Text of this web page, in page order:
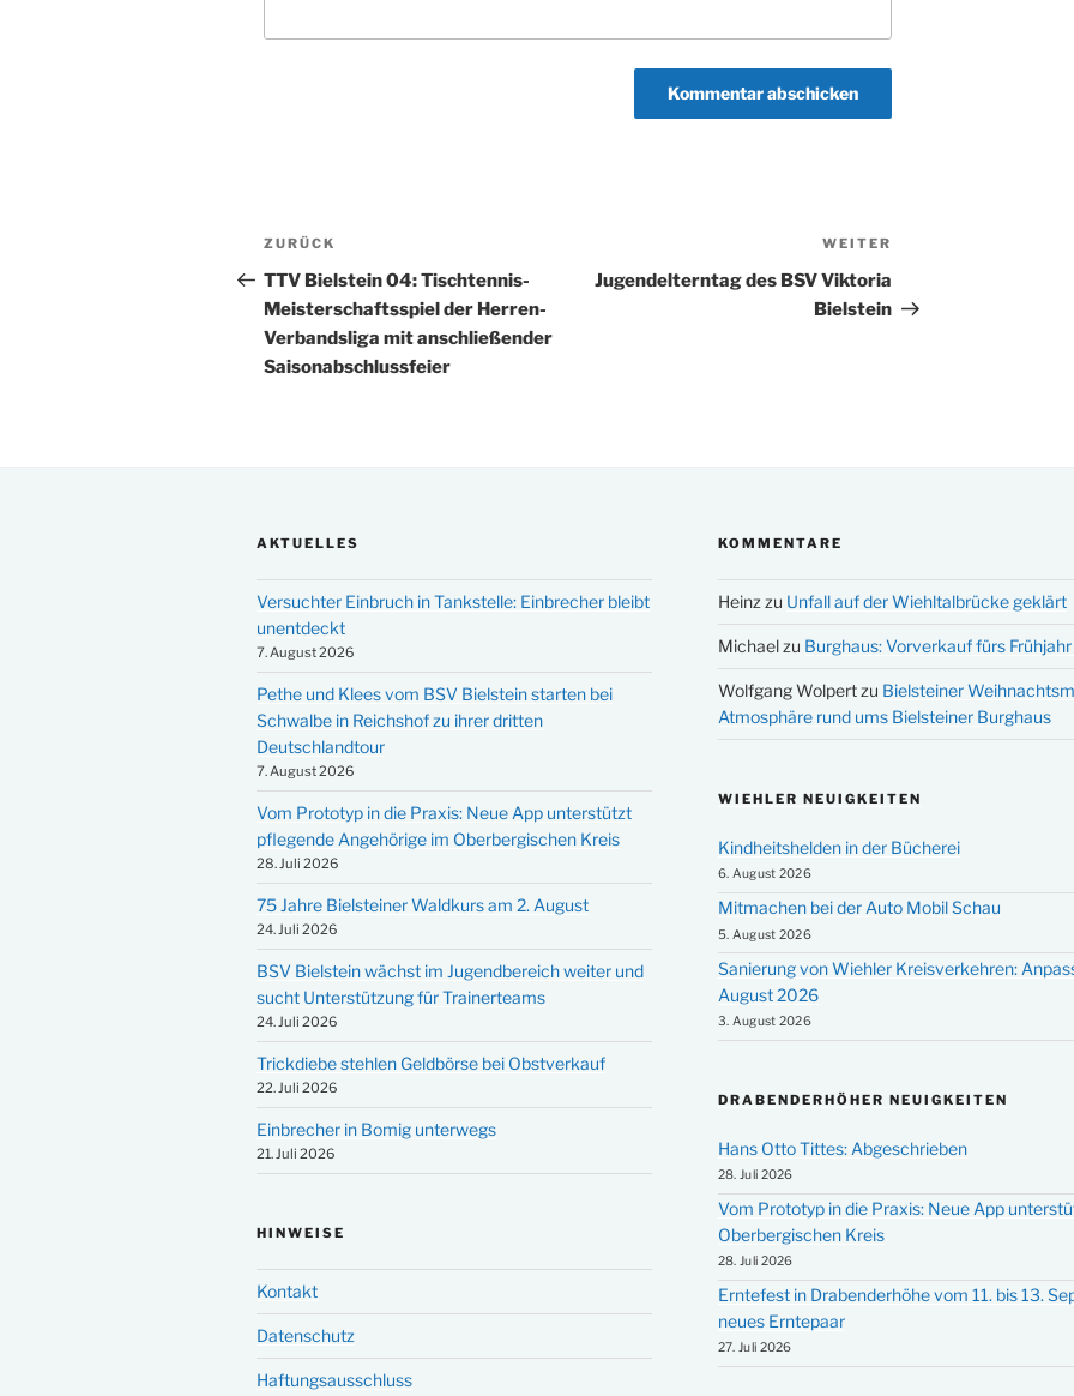
Beitragsnavigation
Vorheriger
Beitrag
ZURÜCK
TTV Bielstein 04: Tischtennis-
Meisterschaftsspiel der Herren-
Verbandsliga mit anschließender
Saisonabschlussfeier
WEITER
Jugendelterntag des BSV Viktoria
Bielstein
AKTUELLES
Versuchter Einbruch in Tankstelle: Einbrecher bleibt
unentdeckt
7. August 2026
Pethe und Klees vom BSV Bielstein starten bei
Schwalbe in Reichshof zu ihrer dritten
Deutschlandtour
7. August 2026
Vom Prototyp in die Praxis: Neue App unterstützt
pflegende Angehörige im Oberbergischen Kreis
28. Juli 2026
75 Jahre Bielsteiner Waldkurs am 2. August
24. Juli 2026
BSV Bielstein wächst im Jugendbereich weiter und
sucht Unterstützung für Trainerteams
24. Juli 2026
Trickdiebe stehlen Geldbörse bei Obstverkauf
22. Juli 2026
Einbrecher in Bomig unterwegs
21. Juli 2026
HINWEISE
Kontakt
Datenschutz
Haftungsausschluss
KOMMENTARE
Heinz zu Unfall auf der Wiehltalbrücke geklärt
Michaelzu Burghaus: Vorverkauf fürs
Wolfgang Wolpertzu Bielsteiner
Atmosphäre rund ums Bielsteiner Burghaus
WIEHLER NEUIGKEITEN
Kindheitshelden in der Bücherei
6. August 2026
Mitmachen bei der Auto Mobil Schau
5. August 2026
Sanierung von Wiehler Kreisverkehren:
August 2026
3. August 2026
DRABENDERHÖHER NEUIGKEITEN
Hans Otto Tittes: Abgeschrieben
28. Juli 2026
Vom Prototyp in die Praxis: Neue App
Oberbergischen Kreis
28. Juli 2026
Erntefest in Drabenderhöhe vom 11. bis 13.
neues Erntepaar
27. Juli 2026